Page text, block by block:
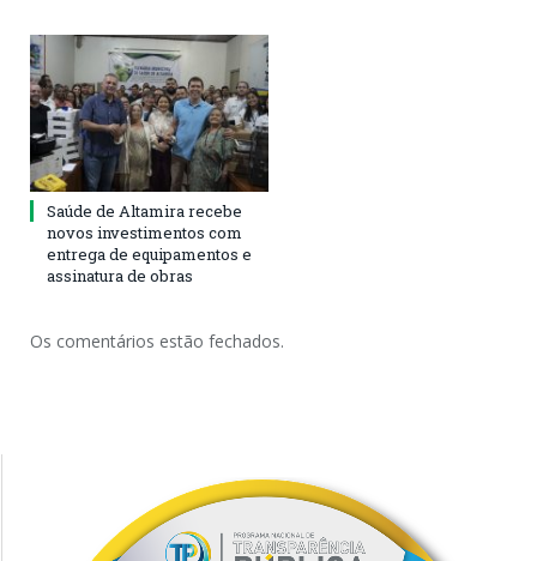
Saúde de Altamira recebe
novos investimentos com
entrega de equipamentos e
assinatura de obras
Os comentários estão fechados.